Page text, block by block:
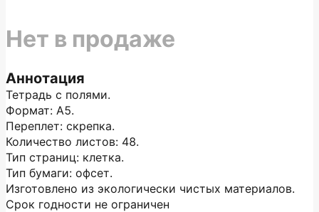
Аннотация
Тетрадь с полями.
Формат: А5.
Переплет: скрепка.
Количество листов: 48.
Тип страниц: клетка.
Тип бумаги: офсет.
Изготовлено из экологически чистых материалов.
Срок годности не ограничен
Нет в продаже